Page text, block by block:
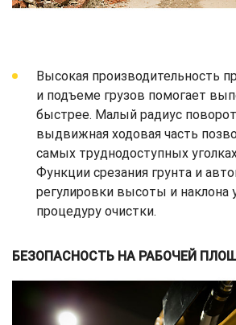
Высокая производительность
и подъеме грузов помогает
быстрее. Малый радиус
выдвижная ходовая часть
самых труднодоступных
Функции срезания грунта и
регулировки высоты и наклона
процедуру очистки.
БЕЗОПАСНОСТЬ НА РАБОЧЕЙ